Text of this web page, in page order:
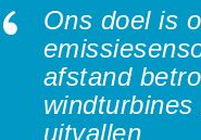
Ons doel is
afstand
uitvallen